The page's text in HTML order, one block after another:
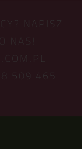
NAPISZ
NAS!
509 465